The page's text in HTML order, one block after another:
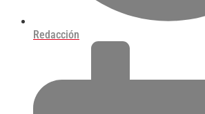
Redacción